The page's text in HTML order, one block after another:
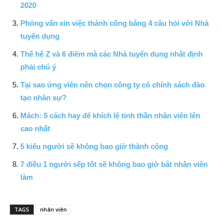
2020
Phỏng vấn xin việc thành công bằng 4 câu hỏi với Nhà
tuyển dụng
Thế hệ Z và 6 điểm mà các Nhà tuyển dụng nhất định
phải chú ý
Tại sao ứng viên nên chọn công ty có chính sách đào
tạo nhân sự?
Mách: 5 cách hay để khích lệ tinh thần nhân viên lên
cao nhất
5 kiểu người sẽ không bao giờ thành công
7 điều 1 người sếp tốt sẽ không bao giờ bắt nhân viên
làm
TAGS nhân viên